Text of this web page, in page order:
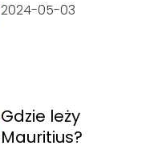
2024-05-03
Gdzie leży
Mauritius?